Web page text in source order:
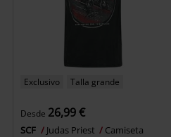
Exclusivo Talla grande
Desde 26,99 €
SCF Judas Priest Camiseta